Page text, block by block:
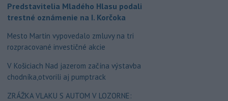
Predstavitelia Mladého Hlasu podali
trestné oznámenie na I. Korčoka
Mesto Martin vypovedalo zmluvy na tri
rozpracované investičné akcie
V Košiciach Nad jazerom začína výstavba
chodníka,otvorili aj pumptrack
ZRÁŽKA VLAKU S AUTOM V LOZORNE: